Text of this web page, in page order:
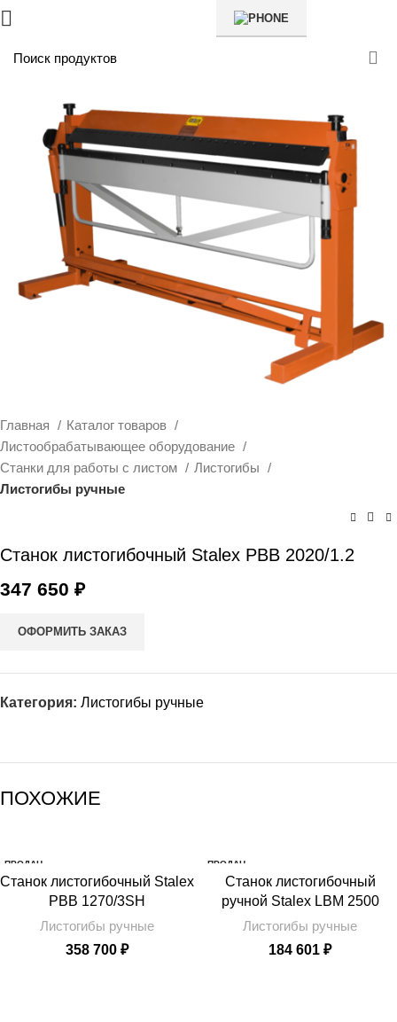
Главная
Каталог товаров
Листообрабатывающее оборудование
Станки для работы с листом
Листогибы
Листогибы ручные
Станок листогибочный Stalex PBB 2020/1.2
347 650 ₽
ОФОРМИТЬ ЗАКАЗ
Категория: Листогибы ручные
ПОХОЖИЕ
ПРОДАН
Станок листогибочный Stalex
PBB 1270/3SH
Листогибы ручные
358 700 ₽
ПРОДАН
Станок листогибочный
ручной Stalex LBM 2500
Листогибы ручные
184 601 ₽